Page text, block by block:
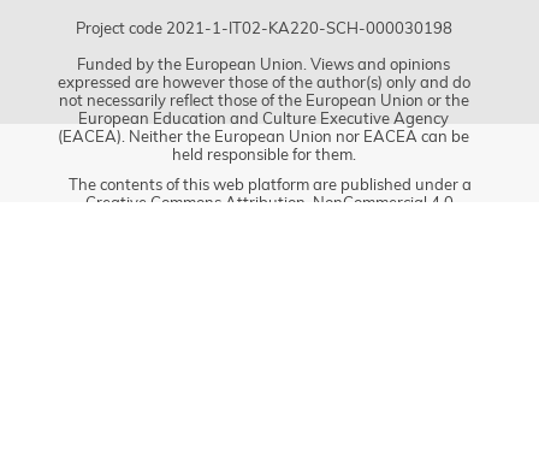
Project code 2021-1-IT02-KA220-SCH-000030198
Funded by the European Union. Views and opinions
expressed are however those of the author(s) only and do
not necessarily reflect those of the European Union or the
European Education and Culture Executive Agency
(EACEA). Neither the European Union nor EACEA can be
held responsible for them.
The contents of this web platform are published under a
Creative Commons Attribution-NonCommercial 4.0